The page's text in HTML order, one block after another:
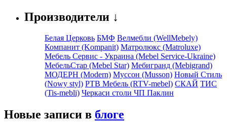
Производители ↓
Белая Церковь БМФ Велмебли (WellMebely)
Компанит (Kompanit) Матролюкс (Matroluxe)
Мебель Сервис - Украина (Mebel Service-Ukraine)
МебельСтар (Mebel Star) Мебигранд (Mebigrand)
МОДЕРН (Modern) Муссон (Musson) Новый Стиль
(Nowy styl) РТВ Мебель (RTV-mebel) СКАЙ ТИС
(Tis-mebli) Черкаси столи ЧП Паклин
Новые записи в блоге